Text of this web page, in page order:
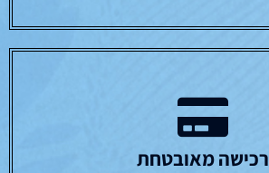
רכישה מאובטחת